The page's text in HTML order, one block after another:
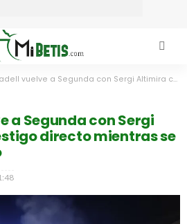
a Segunda con Sergi Altimira como testigo directo mientras se estudia su futuro
a Segunda con Sergi
directo mientras se